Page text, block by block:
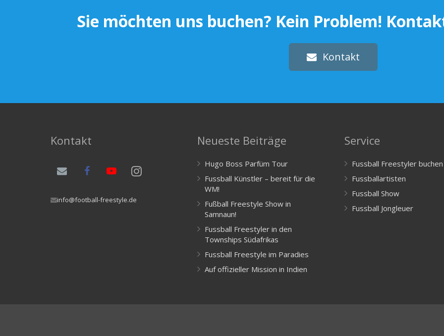
Sie möchten uns buchen? Kein Problem!
Kontakt
Kontakt
info@football-freestyle.de
Neueste Beiträge
Hugo Boss Parfüm Tour
Fussball Künstler – bereit für die
WM!
Fußball Freestyle Show in
Samnaun!
Fussball Freestyler in den
Townships Südafrikas
Fussball Freestyle im Paradies
Auf offizieller Mission in Indien
Service
Fussball Freestyler buchen
Fussballartisten
Fussball Show
Fussball Jongleuer